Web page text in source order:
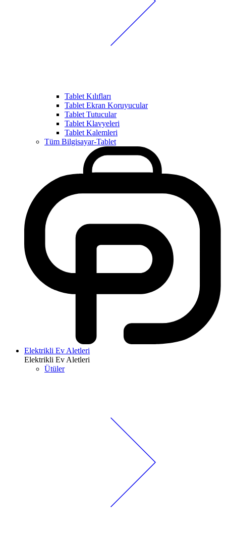
Tablet Kılıfları
Tablet Ekran Koruyucular
Tablet Tutucular
Tablet Klavyeleri
Tablet Kalemleri
Tüm Bilgisayar-Tablet
Elektrikli Ev Aletleri
Elektrikli Ev Aletleri
Ütüler